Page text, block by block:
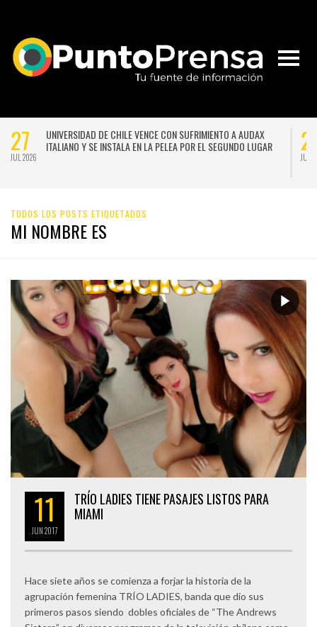
27
JUL 2026
UNIVERSIDAD DE CHILE VENCE CON SUFRIMIENTO A AUDAX
ITALIANO Y SE INSTALA EN LA PELEA POR EL SEGUNDO LUGAR
JUL
TODOS LOS POSTS ETIQUETADOS
MI NOMBRE ES
11
JUN2017
TRÍO LADIES TIENE PASAJES LISTOS PARA
MIAMI
Hace siete años se comienza a forjar la historia de la
agrupación femenina TRÍO LADIES, banda que dio sus
primeros pasos siendo dobles oficiales de “The Andrews